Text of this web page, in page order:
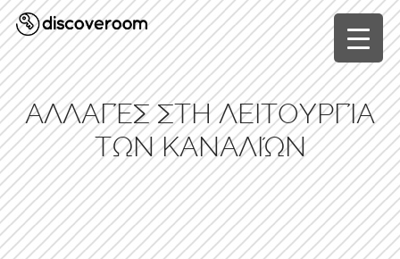
▼
▼
ΑΛΛΑΓΈΣ ΣΤΗ ΛΕΙΤΟΥΡΓΊΑ
ΤΩΝ ΚΑΝΑΛΙΏΝ